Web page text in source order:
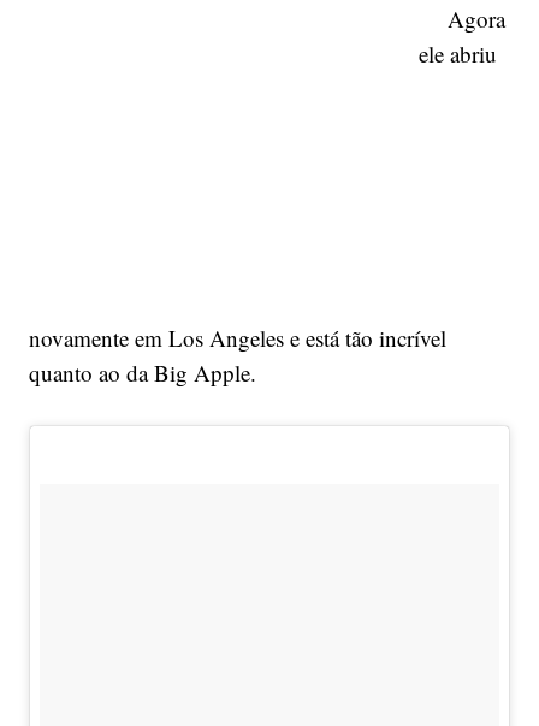
Agora
ele abriu
novamente em Los Angeles e está tão incrível
quanto ao da Big Apple.